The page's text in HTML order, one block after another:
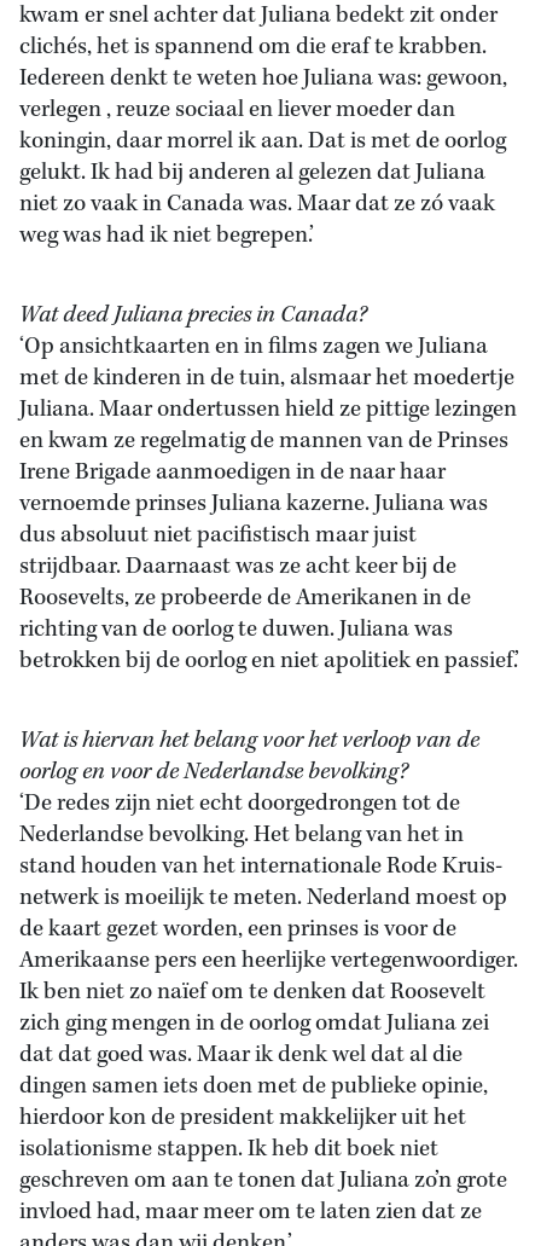
kwam er snel achter dat Juliana bedekt zit onder
clichés, het is spannend om die eraf te krabben.
Iedereen denkt te weten hoe Juliana was: gewoon,
verlegen , reuze sociaal en liever moeder dan
koningin, daar morrel ik aan. Dat is met de oorlog
gelukt. Ik had bij anderen al gelezen dat Juliana
niet zo vaak in Canada was. Maar dat ze zó vaak
weg was had ik niet begrepen.’
Wat deed Juliana precies in Canada?
‘Op ansichtkaarten en in films zagen we Juliana
met de kinderen in de tuin, alsmaar het moedertje
Juliana. Maar ondertussen hield ze pittige lezingen
en kwam ze regelmatig de mannen van de Prinses
Irene Brigade aanmoedigen in de naar haar
vernoemde prinses Juliana kazerne. Juliana was
dus absoluut niet pacifistisch maar juist
strijdbaar. Daarnaast was ze acht keer bij de
Roosevelts, ze probeerde de Amerikanen in de
richting van de oorlog te duwen. Juliana was
betrokken bij de oorlog en niet apolitiek en passief.’
Wat is hiervan het belang voor het verloop van de
oorlog en voor de Nederlandse bevolking?
‘De redes zijn niet echt doorgedrongen tot de
Nederlandse bevolking. Het belang van het in
stand houden van het internationale Rode Kruis-
netwerk is moeilijk te meten. Nederland moest op
de kaart gezet worden, een prinses is voor de
Amerikaanse pers een heerlijke vertegenwoordiger.
Ik ben niet zo naïef om te denken dat Roosevelt
zich ging mengen in de oorlog omdat Juliana zei
dat dat goed was. Maar ik denk wel dat al die
dingen samen iets doen met de publieke opinie,
hierdoor kon de president makkelijker uit het
isolationisme stappen. Ik heb dit boek niet
geschreven om aan te tonen dat Juliana zo’n grote
invloed had, maar meer om te laten zien dat ze